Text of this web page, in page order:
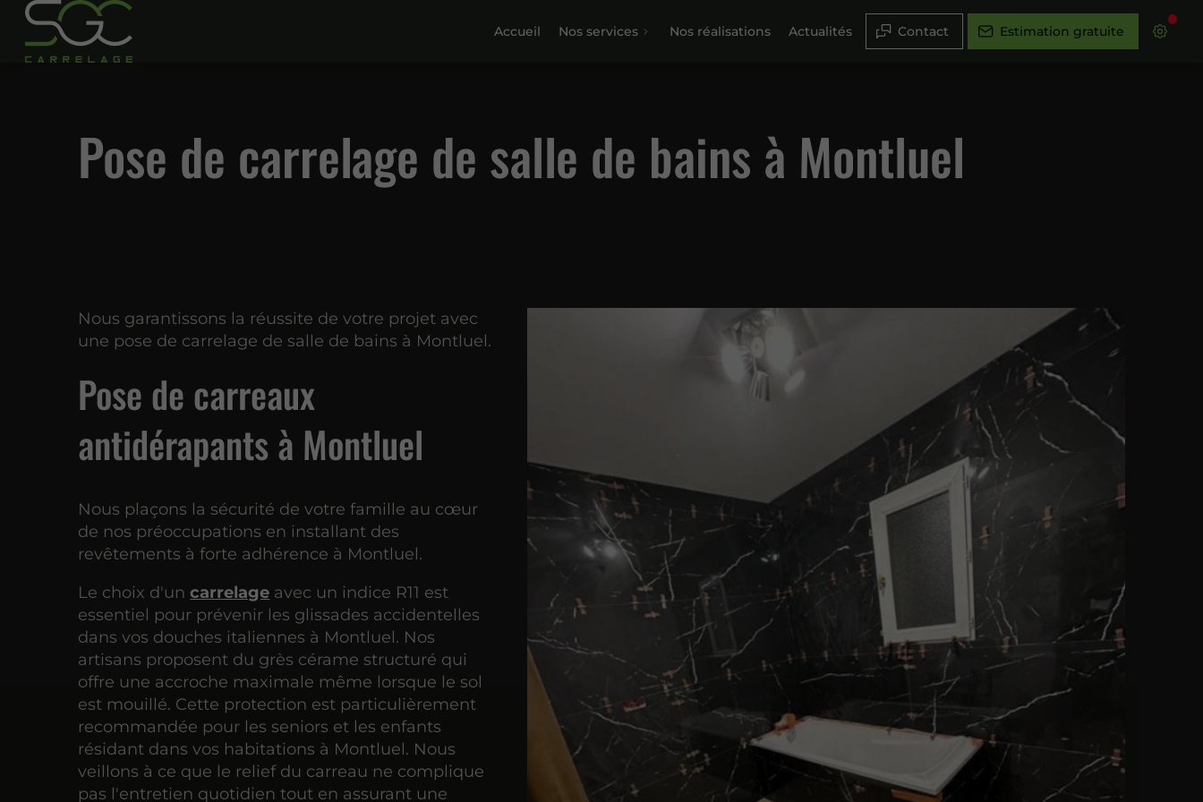
Accueil Nos services Nos réalisations Actualités Contact Estimation gratuite
Pose de carrelage de salle de bains à Montluel
Nous garantissons la réussite de votre projet avec
une pose de carrelage de salle de bains à Montluel.
Pose de carreaux
antidérapants à Montluel
Nous plaçons la sécurité de votre famille au cœur
de nos préoccupations en installant des
revêtements à forte adhérence à Montluel.
Le choix d'uncarrelage avec un indice R11 est
essentiel pour prévenir les glissades accidentelles
dans vos douches italiennes à Montluel. Nos
artisans proposent du grès cérame structuré qui
offre une accroche maximale même lorsque le sol
est mouillé. Cette protection est particulièrement
recommandée pour les seniors et les enfants
résidant dans vos habitations à Montluel. Nous
veillons à ce que le relief du carreau ne complique
pas l'entretien quotidien tout en assurant une